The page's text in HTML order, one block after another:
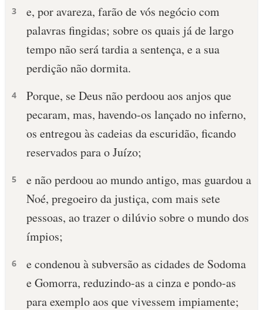
3
e, por avareza, farão de vós negócio com
palavras fingidas; sobre os quais já de largo
tempo não será tardia a sentença, e a sua
perdição não dormita.
4
Porque, se Deus não perdoou aos anjos que
pecaram, mas, havendo-os lançado no inferno,
os entregou às cadeias da escuridão, ficando
reservados para o Juízo;
5
e não perdoou ao mundo antigo, mas guardou a
Noé, pregoeiro da justiça, com mais sete
pessoas, ao trazer o dilúvio sobre o mundo dos
ímpios;
6
e condenou à subversão as cidades de Sodoma
e Gomorra, reduzindo-as a cinza e pondo-as
para exemplo aos que vivessem impiamente;